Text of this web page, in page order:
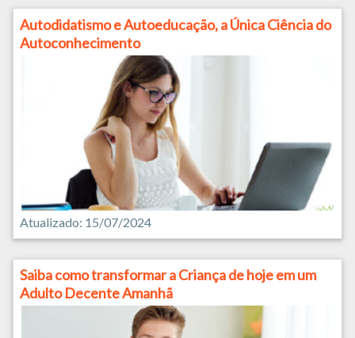
Autodidatismo e Autoeducação, a Única Ciência do
Autoconhecimento
Atualizado: 15/07/2024
Saiba como transformar a Criança de hoje em um
Adulto Decente Amanhã